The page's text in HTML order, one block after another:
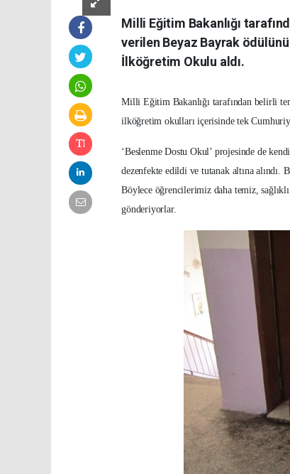
Milli Eğitim Bakanlığı
verilen Beyaz Bayrak
İlköğretim Okulu aldı.
Milli Eğitim Bakanlığı tarafından belirli
ilköğretim okulları içerisinde tek
‘Beslenme Dostu Okul’ projesinde de
dezenfekte edildi ve tutanak altına
Böylece öğrencilerimiz daha temiz,
gönderiyorlar.